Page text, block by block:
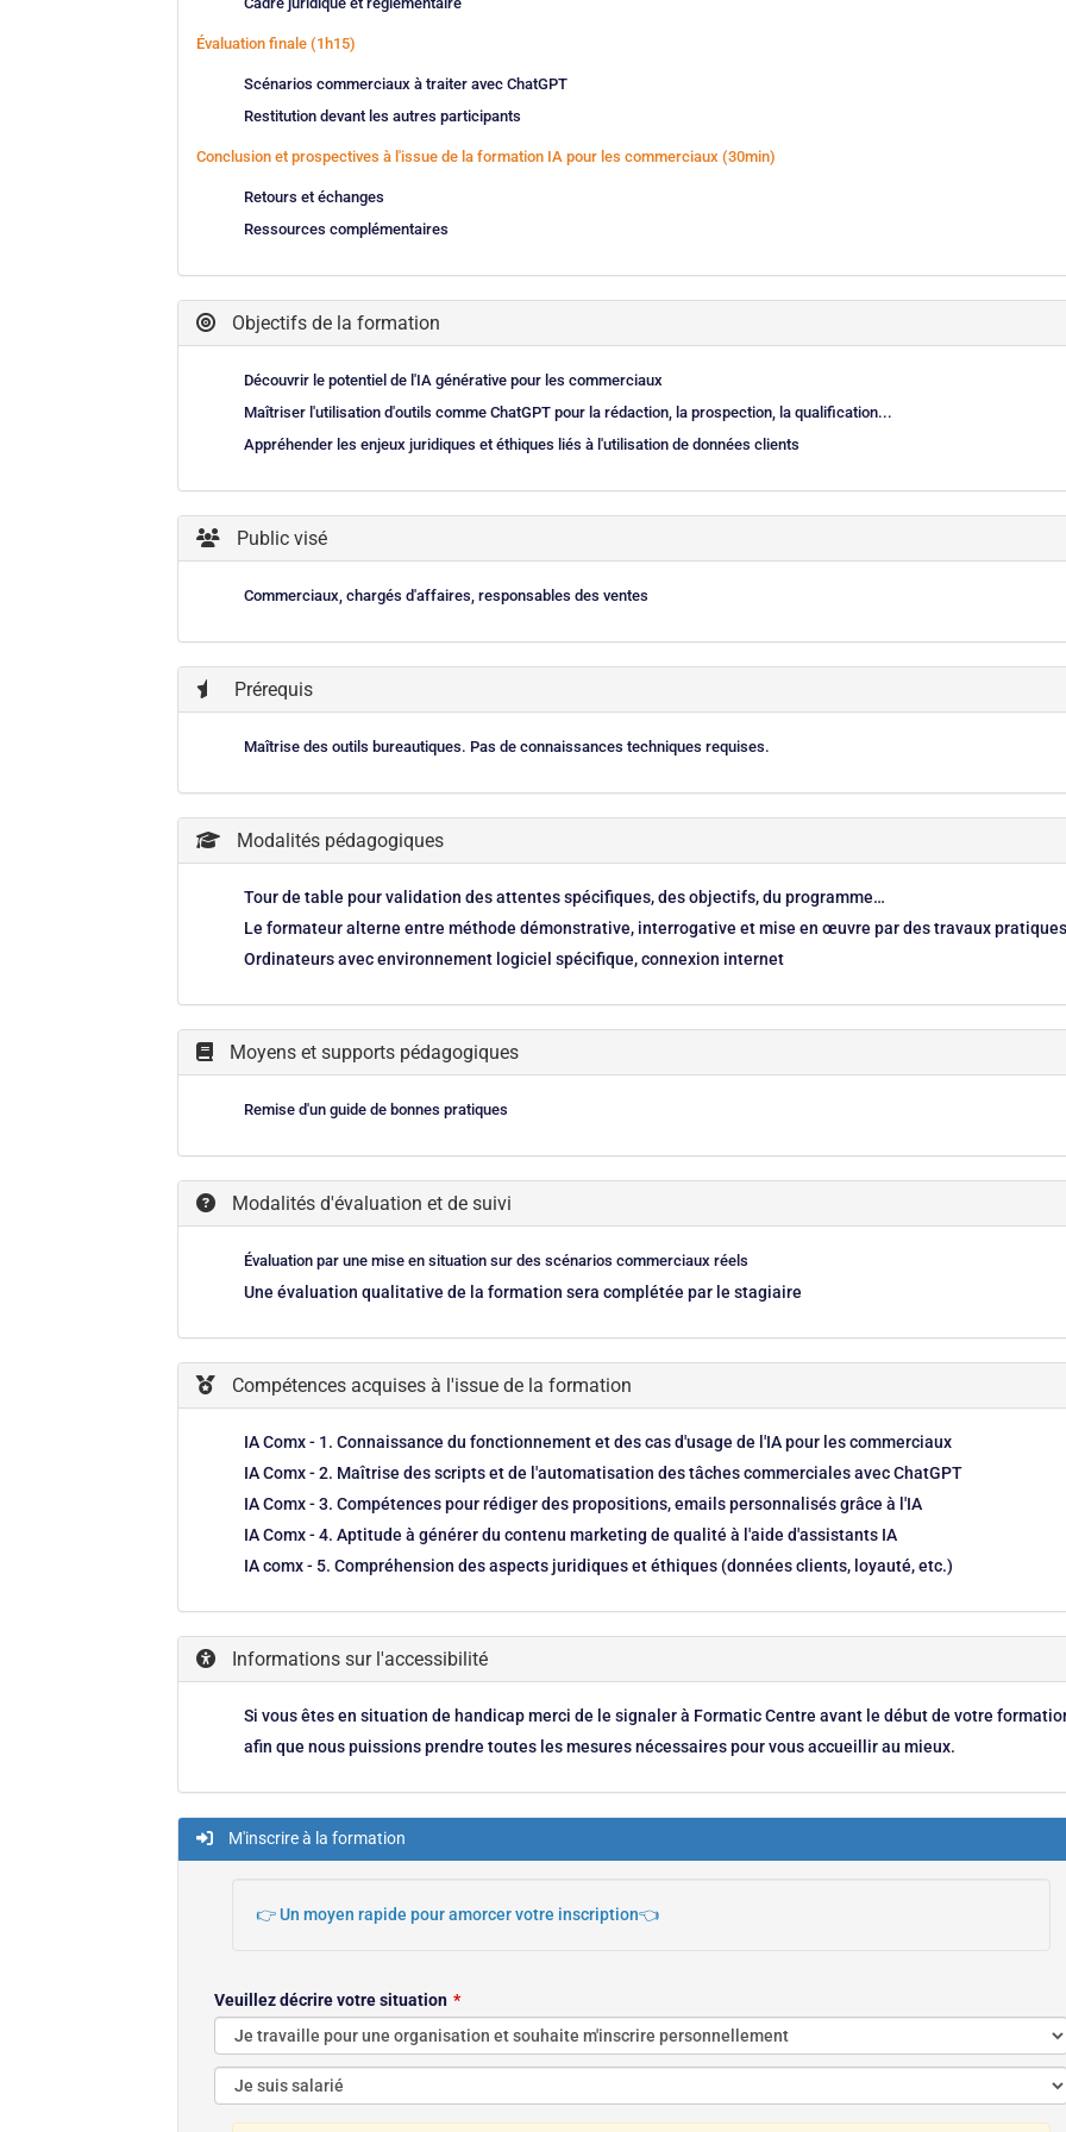
Évaluation finale (1h15)
Scénarios commerciaux à traiter avec ChatGPT
Restitution devant les autres participants
Conclusion et prospectives à l'issue de la formation IA pour les commerciaux (30min)
Retours et échanges
Ressources complémentaires
Objectifs de la formation
Découvrir le potentiel de l'IA générative pour les commerciaux
Maîtriser l'utilisation d'outils comme ChatGPT pour la rédaction, la prospection, la qualification...
Appréhender les enjeux juridiques et éthiques liés à l'utilisation de données clients
Public visé
Commerciaux, chargés d'affaires, responsables des ventes
Prérequis
Maîtrise des outils bureautiques. Pas de connaissances techniques requises.
Modalités pédagogiques
Tour de table pour validation des attentes spécifiques, des objectifs, du programme…
Le formateur alterne entre méthode démonstrative, interrogative et mise en œuvre par des travaux
Ordinateurs avec environnement logiciel spécifique, connexion internet
Moyens et supports pédagogiques
Remise d'un guide de bonnes pratiques
Modalités d'évaluation et de suivi
Évaluation par une mise en situation sur des scénarios commerciaux réels
Une évaluation qualitative de la formation sera complétée par le stagiaire
Compétences acquises à l'issue de la formation
IA Comx - 1. Connaissance du fonctionnement et des cas d'usage de l'IA pour les commerciaux
IA Comx - 2. Maîtrise des scripts et de l'automatisation des tâches commerciales avec ChatGPT
IA Comx - 3. Compétences pour rédiger des propositions, emails personnalisés grâce à l'IA
IA Comx - 4. Aptitude à générer du contenu marketing de qualité à l'aide d'assistants IA
IA comx - 5. Compréhension des aspects juridiques et éthiques (données clients, loyauté, etc.)
Informations sur l'accessibilité
Si vous êtes en situation de handicap merci de le signaler à Formatic Centre avant le début de votre
afin que nous puissions prendre toutes les mesures nécessaires pour vous accueillir au mieux.
M'inscrire à la formation
👉 Un moyen rapide pour amorcer votre inscription👈
Veuillez décrire votre situation